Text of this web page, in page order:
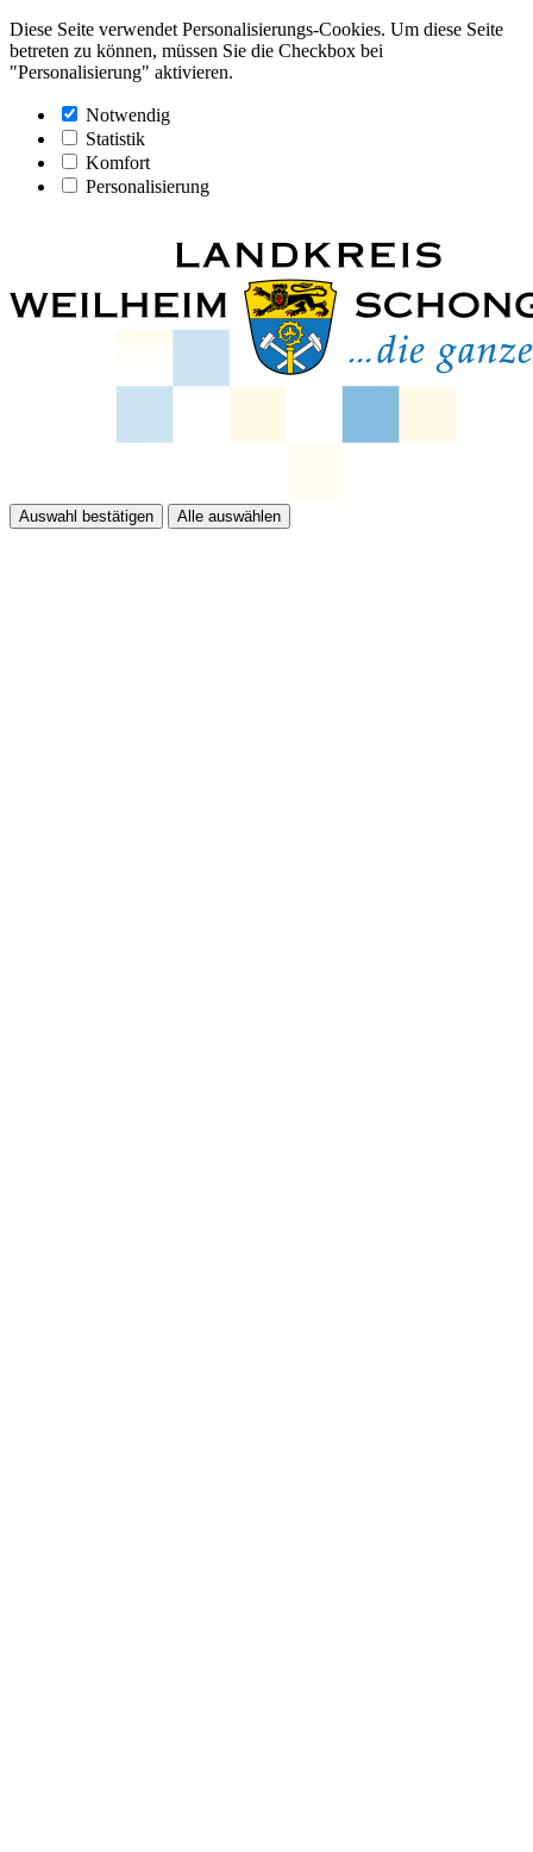
Diese Seite verwendet Personalisierungs-Cookies. Um diese Seite
betreten zu können, müssen Sie die Checkbox bei
"Personalisierung" aktivieren.
Notwendig
Statistik
Komfort
Personalisierung
Auswahl bestätigen Alle auswählen